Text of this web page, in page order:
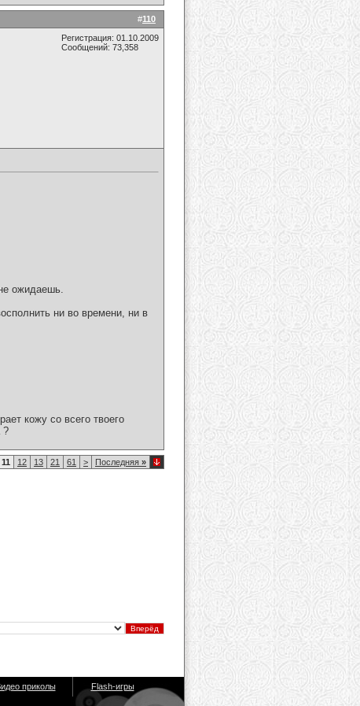
#110
Регистрация: 01.10.2009
Сообщений: 73,358
ожидаешь.
ни во времени, ни в
кожу со всего твоего
?
11 12 13 21 61 > Последняя »
приколы Flash-игры